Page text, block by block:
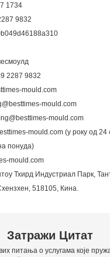
1734
9832
2287 9832
mould.com
mould.com
mould.com
mould.com (у року од 24
понуда)
mould.com
Тхирд Индустриал Парк,
518105, Кина.
Затражи Цитат
питања о услугама које